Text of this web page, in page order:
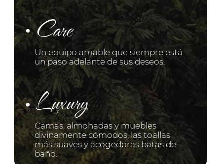
Day lunch basket
Explora más
Almuerzo gourmet en la playa: una
canasta con aperitivos, frutas frescas y
platos selectos, perfecta para un día
inolvidable en una playa apartada.